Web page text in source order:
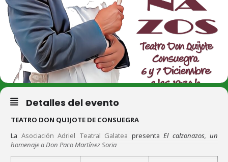
Detalles del evento
TEATRO DON QUIJOTE DE CONSUEGRA
La Asociación Adriel Teatral Galatea presenta El calzonazos, un
homenaje a Don Paco Martínez Soria